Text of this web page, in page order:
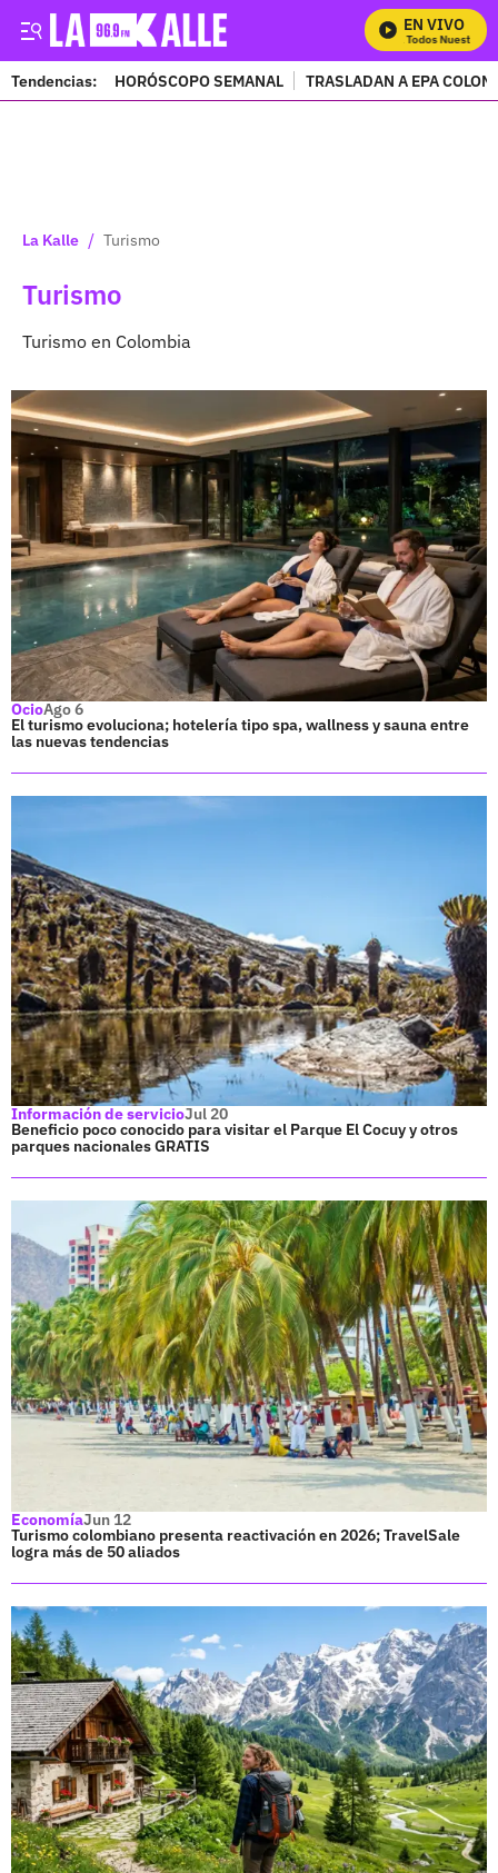
EN VIVO
Mira Todos Nuestros
Tendencias: HORÓSCOPO SEMANAL TRASLADAN A EPA
La Kalle / Turismo
Turismo
Turismo en Colombia
OcioAgo 6
El turismo evoluciona; hotelería tipo spa, wallness y sauna entre
las nuevas tendencias
Información de servicioJul 20
Beneficio poco conocido para visitar el Parque El Cocuy y otros
parques nacionales GRATIS
EconomíaJun 12
Turismo colombiano presenta reactivación en 2026; TravelSale
logra más de 50 aliados